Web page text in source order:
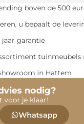
boven de 500
u bepaalt de
garantie
tuinmeubels
in Hattem
nodig?
voor je klaar!
Whatsapp